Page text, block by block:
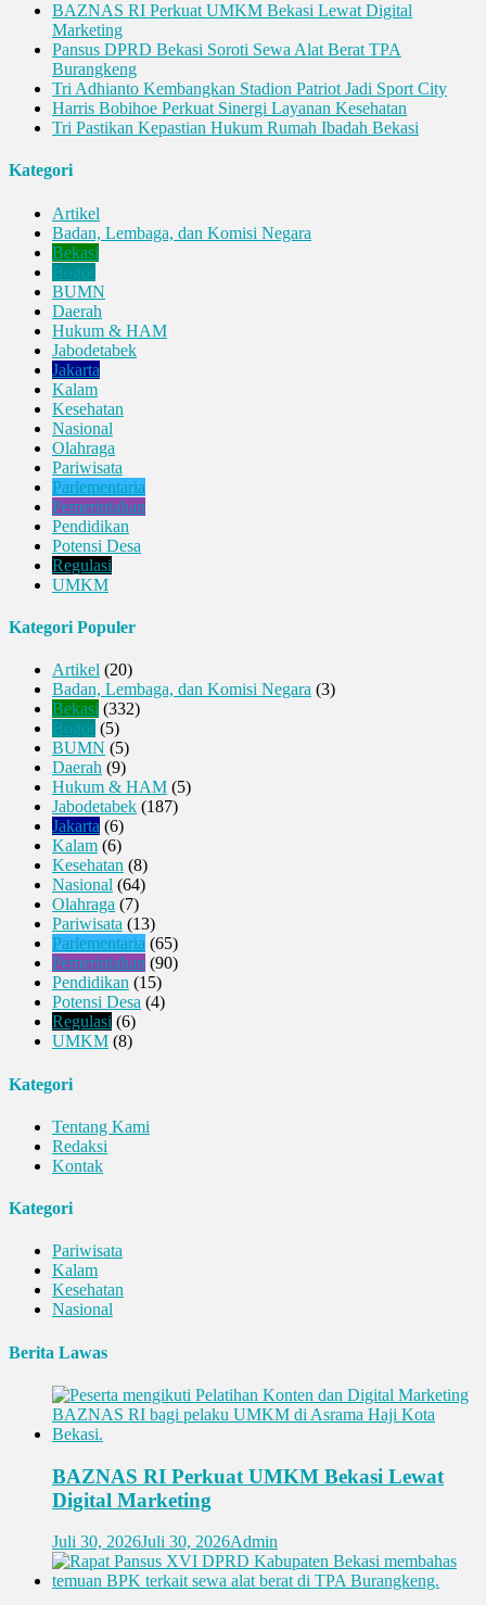
BAZNAS RI Perkuat UMKM Bekasi Lewat Digital
Marketing
Pansus DPRD Bekasi Soroti Sewa Alat Berat TPA
Burangkeng
Tri Adhianto Kembangkan Stadion Patriot Jadi Sport City
Harris Bobihoe Perkuat Sinergi Layanan Kesehatan
Tri Pastikan Kepastian Hukum Rumah Ibadah Bekasi
Kategori
Artikel
Badan, Lembaga, dan Komisi Negara
Bekasi
Bogor
BUMN
Daerah
Hukum & HAM
Jabodetabek
Jakarta
Kalam
Kesehatan
Nasional
Olahraga
Pariwisata
Parlementaria
Pemerintahan
Pendidikan
Potensi Desa
Regulasi
UMKM
Kategori Populer
Artikel (20)
Badan, Lembaga, dan Komisi Negara (3)
Bekasi (332)
Bogor(5)
BUMN (5)
Daerah (9)
Hukum & HAM (5)
Jabodetabek (187)
Jakarta (6)
Kalam (6)
Kesehatan (8)
Nasional (64)
Olahraga (7)
Pariwisata (13)
Parlementaria (65)
Pemerintahan (90)
Pendidikan (15)
Potensi Desa (4)
Regulasi (6)
UMKM (8)
Kategori
Tentang Kami
Redaksi
Kontak
Kategori
Pariwisata
Kalam
Kesehatan
Nasional
Berita Lawas
BAZNAS RI Perkuat UMKM Bekasi Lewat
Digital Marketing
Juli 30, 2026Juli 30, 2026Admin